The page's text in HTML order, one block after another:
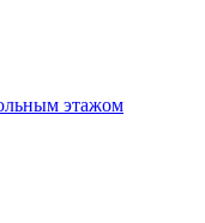
этажом